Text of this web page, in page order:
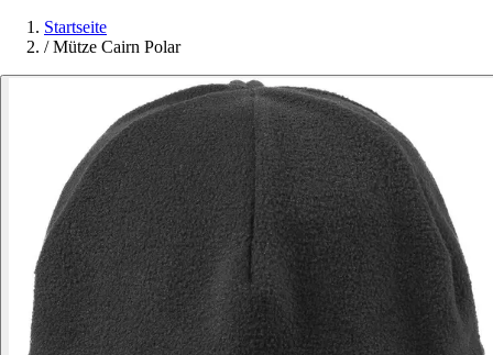
Startseite
/ Mütze Cairn Polar